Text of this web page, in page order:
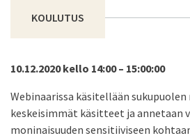
KOULUTUS
10.12.2020 kello 14:00 – 15:00:00
Webinaarissa käsitellään sukupuolen
keskeisimmät käsitteet ja annetaan
moninaisuuden sensitiiviseen